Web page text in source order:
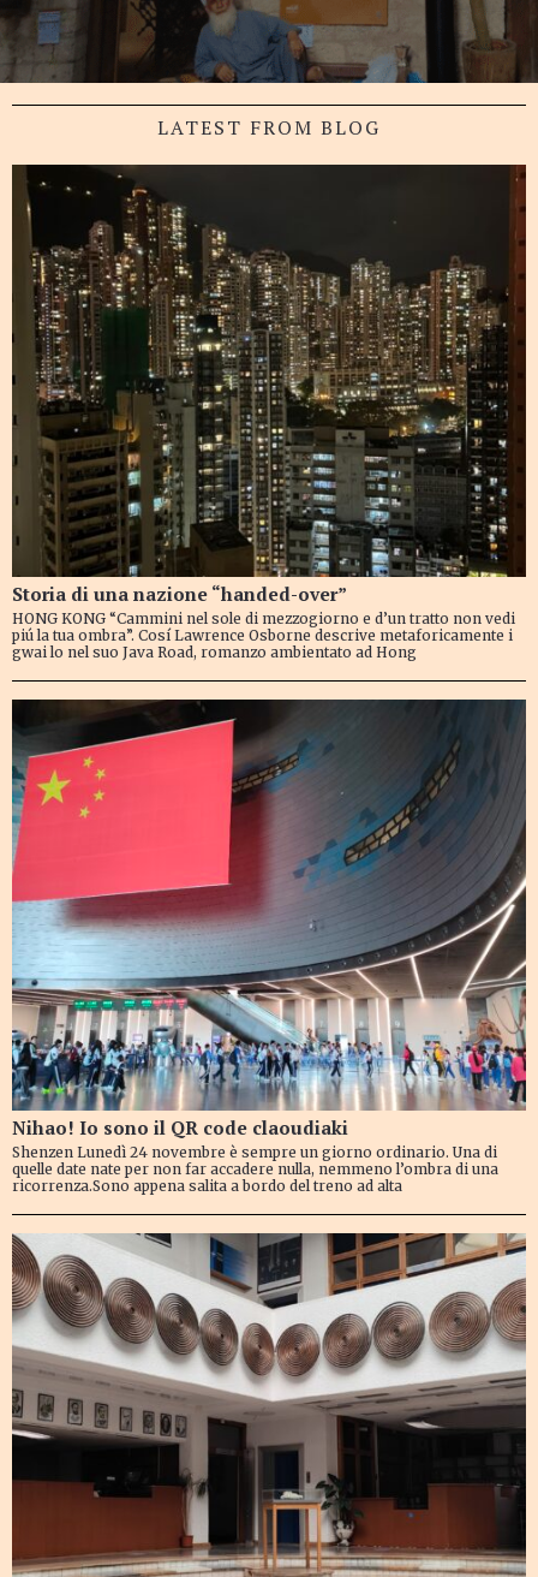
LATEST FROM BLOG
Storia di una nazione “handed-over”
HONG KONG “Cammini nel sole di mezzogiorno e d’un tratto non vedi
piú la tua ombra”. Cosí Lawrence Osborne descrive metaforicamente i
gwai lo nel suo Java Road, romanzo ambientato ad Hong
Nihao! Io sono il QR code claoudiaki
Shenzen Lunedì 24 novembre è sempre un giorno ordinario. Una di
quelle date nate per non far accadere nulla, nemmeno l’ombra di una
ricorrenza.Sono appena salita a bordo del treno ad alta